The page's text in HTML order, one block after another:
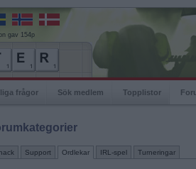
gav 154p
frågor Sök medlem Topplistor
Support Ordlekar IRL-spel Turneringar